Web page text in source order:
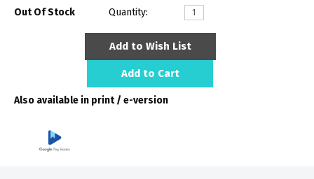
Out Of Stock Quantity:
Add to Wish List
Add to Cart
Also available in print / e-version